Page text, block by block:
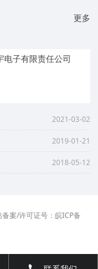
更多
电子有限责任公司
2021-03-02
2019-01-21
2018-05-12
案/许可证号： 皖ICP备